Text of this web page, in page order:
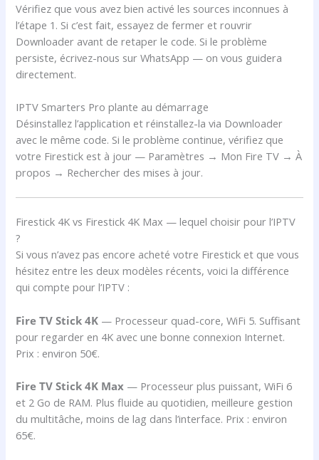
Vérifiez que vous avez bien activé les sources inconnues à
l’étape 1. Si c’est fait, essayez de fermer et rouvrir
Downloader avant de retaper le code. Si le problème
persiste, écrivez-nous sur WhatsApp — on vous guidera
directement.
IPTV Smarters Pro plante au démarrage
Désinstallez l’application et réinstallez-la via Downloader
avec le même code. Si le problème continue, vérifiez que
votre Firestick est à jour — Paramètres → Mon Fire TV → À
propos → Rechercher des mises à jour.
Firestick 4K vs Firestick 4K Max — lequel choisir pour l’IPTV
?
Si vous n’avez pas encore acheté votre Firestick et que vous
hésitez entre les deux modèles récents, voici la différence
qui compte pour l’IPTV :
Fire TV Stick 4K — Processeur quad-core, WiFi 5. Suffisant
pour regarder en 4K avec une bonne connexion Internet.
Prix : environ 50€.
Fire TV Stick 4K Max — Processeur plus puissant, WiFi 6
et 2 Go de RAM. Plus fluide au quotidien, meilleure gestion
du multitâche, moins de lag dans l’interface. Prix : environ
65€.